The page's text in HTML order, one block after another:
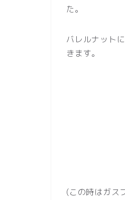
た。
バレルナット
きます。
(この時はガス